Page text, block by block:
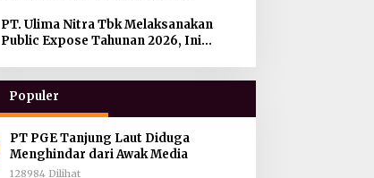
Berbagai Daerah di Sumatera Selatan,
Jambi dan Kepulauan Bangka
PT. Ulima Nitra Tbk Melaksanakan
Public Expose Tahunan 2026, Ini
Populer
PT PGE Tanjung Laut Diduga
Menghindar dari Awak Media
128984 Dilihat